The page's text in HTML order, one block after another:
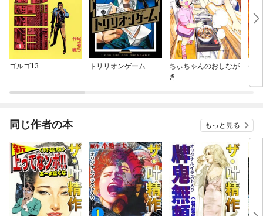
ゴルゴ13 トリリオンゲーム
ちぃちゃんのおしなが
き
信
同じ作者の本 もっと見る